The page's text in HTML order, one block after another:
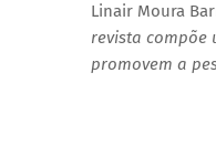
Linair Moura
revista compõe
promovem a